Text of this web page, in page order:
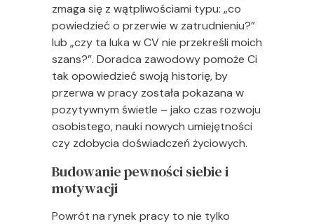
zmaga się z wątpliwościami typu: „co
powiedzieć o przerwie w zatrudnieniu?”
lub „czy ta luka w CV nie przekreśli moich
szans?”. Doradca zawodowy pomoże Ci
tak opowiedzieć swoją historię, by
przerwa w pracy została pokazana w
pozytywnym świetle – jako czas rozwoju
osobistego, nauki nowych umiejętności
czy zdobycia doświadczeń życiowych.
Budowanie pewności siebie i
motywacji
Powrót na rynek pracy to nie tylko